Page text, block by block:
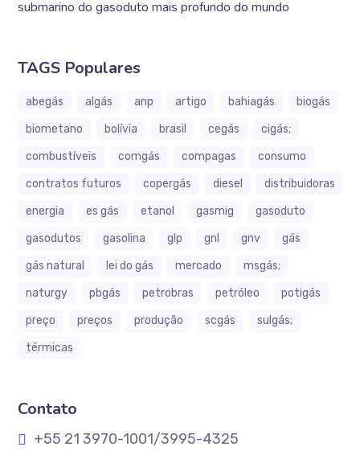
submarino do gasoduto mais profundo do mundo
TAGS Populares
abegás algás anp artigo bahiagás
biogás
biometano
bolívia brasil cegás
cigás;
combustíveis
comgás compagas
consumo
contratos futuros
copergás diesel
distribuidoras
energia
es gás etanol gasmig
gasoduto
gasodutos
gasolina glp gnl gnv
gás
gás natural
lei do gás mercado
msgás;
naturgy
pbgás petrobras petróleo
potigás
preço
preços produção scgás
sulgás;
térmicas
Contato
+55 21 3970-1001/3995-4325